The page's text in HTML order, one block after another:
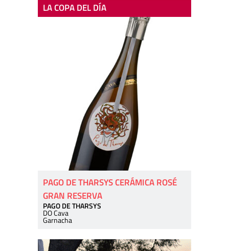
LA COPA DEL DÍA
PAGO DE THARSYS CERÁMICA ROSÉ
GRAN RESERVA
PAGO DE THARSYS
DO Cava
Garnacha